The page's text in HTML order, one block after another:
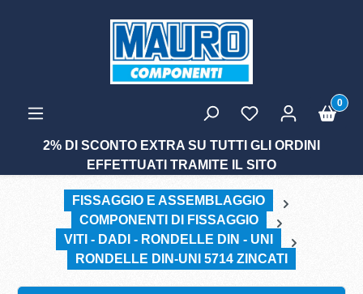
0
2% DI SCONTO EXTRA SU TUTTI GLI ORDINI
EFFETTUATI TRAMITE IL SITO
FISSAGGIO E ASSEMBLAGGIO
COMPONENTI DI FISSAGGIO
VITI - DADI - RONDELLE DIN - UNI
RONDELLE DIN-UNI 5714 ZINCATI